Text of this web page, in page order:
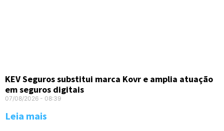
KEV Seguros substitui marca Kovr e amplia atuação
em seguros digitais
07/08/2026 08:39
Leia mais